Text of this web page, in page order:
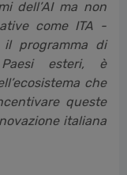
dell’AI ma non
come ITA -
il programma di
esteri, è
che
queste
italiana